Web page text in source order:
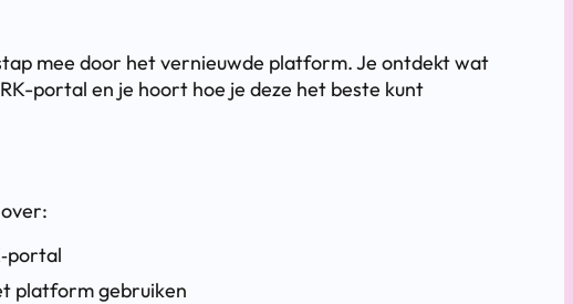
mee door het vernieuwde platform. Je ontdekt wat
portal en je hoort hoe je deze het beste kunt
platform gebruiken